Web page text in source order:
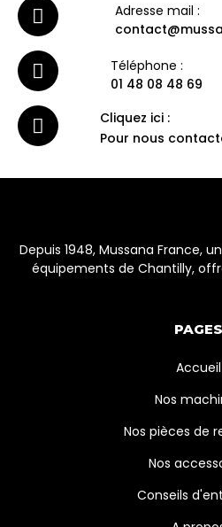
Adresse mail :
Téléphone :
01 48 08 48 69
Cliquez ici :
Pour nous
Depuis 1948, Mussana France,
équipements de Chantilly,
PAGES
Accueil
Nos
Nos pièces de
Nos
Conseils